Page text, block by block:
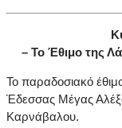
– Το Έθιμο της
Το παραδοσιακό
Έδεσσας Μέγας
Καρνάβαλου.